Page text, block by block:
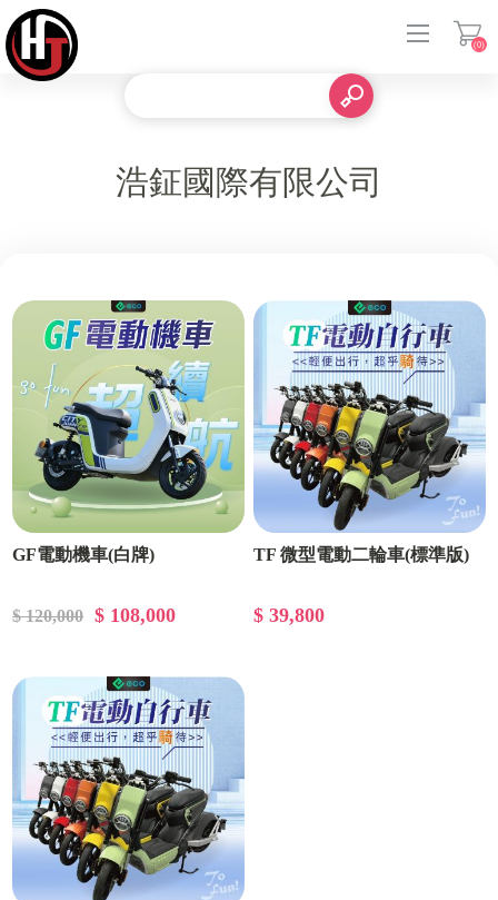
(0)
浩鉦國際有限公司
GF電動機車(白牌)
$ 120,000 $ 108,000
TF 微型電動二輪車(標準版)
$ 39,800